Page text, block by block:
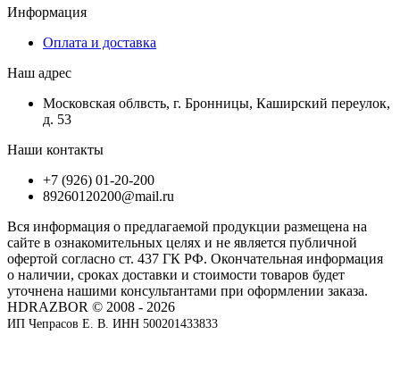
Информация
Оплата и доставка
Наш адрес
Московская облвсть, г. Бронницы, Каширский переулок,
д. 53
Наши контакты
+7 (926) 01-20-200
89260120200@mail.ru
Вся информация о предлагаемой продукции размещена на
сайте в ознакомительных целях и не является публичной
офертой согласно ст. 437 ГК РФ. Окончательная информация
о наличии, сроках доставки и стоимости товаров будет
уточнена нашими консультантами при оформлении заказа.
HDRAZBOR © 2008 - 2026
ИП Чепрасов Е. В. ИНН 500201433833